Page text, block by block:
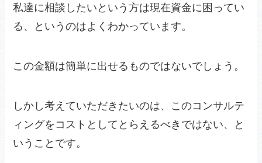
私達に相談したいという方は現在資金に困ってい
る、というのはよくわかっています。
この金額は簡単に出せるものではないでしょう。
しかし考えていただきたいのは、このコンサルテ
ィングをコストとしてとらえるべきではない、と
いうことです。